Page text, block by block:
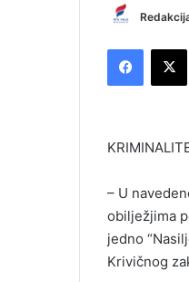
– U
obilježjima
jedno
Krivičnog